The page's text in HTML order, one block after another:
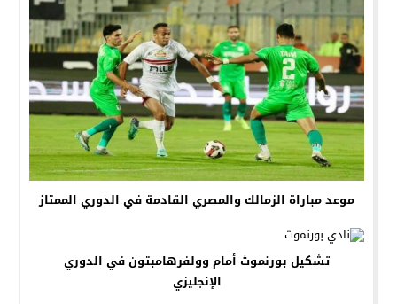
موعد مباراة الزمالك والمصري القادمة في الدوري الممتاز
تشكيل بورنموث أمام وولفرهامبتون في الدوري
الإنجليزي